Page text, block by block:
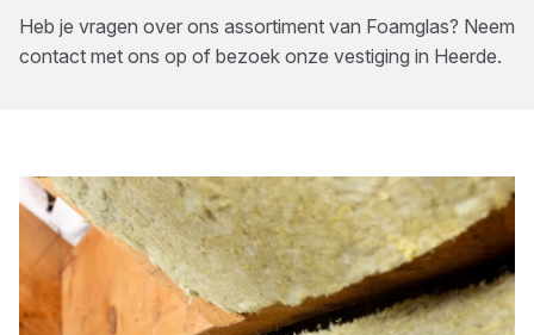
Heb je vragen over ons assortiment van Foamglas? Neem
contact met ons op of bezoek onze vestiging in Heerde.